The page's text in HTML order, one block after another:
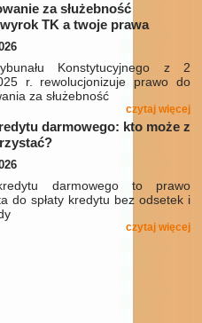
za służebność
TK a twoje prawa
Konstytucyjnego z 2
r. rewolucjonizuje prawo do
za służebność
czytaj więcej
darmowego: kto może z
darmowego to prawo
do spłaty kredytu bez odsetek i
czytaj więcej